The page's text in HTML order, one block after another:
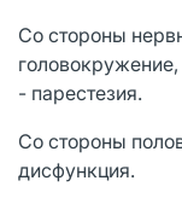
Со стороны
головокружение,
- парестезия.
Со стороны
дисфункция.